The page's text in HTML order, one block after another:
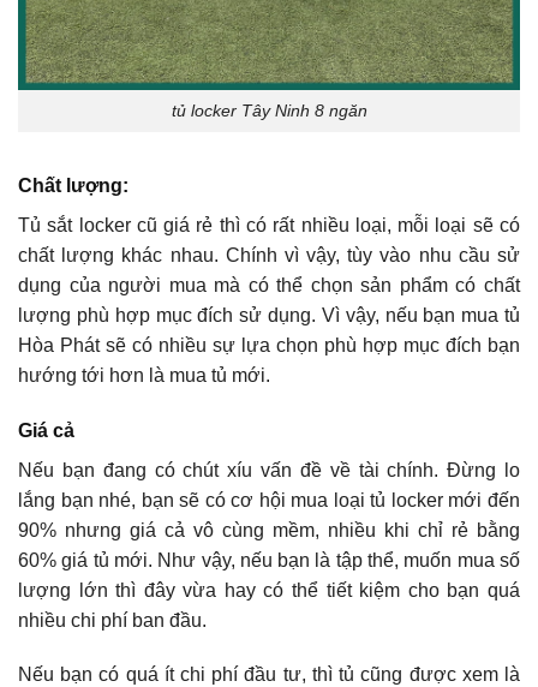
tủ locker Tây Ninh 8 ngăn
Chất lượng:
Tủ sắt locker cũ giá rẻ thì có rất nhiều loại, mỗi loại sẽ có
chất lượng khác nhau. Chính vì vậy, tùy vào nhu cầu sử
dụng của người mua mà có thể chọn sản phẩm có chất
lượng phù hợp mục đích sử dụng. Vì vậy, nếu bạn mua tủ
Hòa Phát sẽ có nhiều sự lựa chọn phù hợp mục đích bạn
hướng tới hơn là mua tủ mới.
Giá cả
Nếu bạn đang có chút xíu vấn đề về tài chính. Đừng lo
lắng bạn nhé, bạn sẽ có cơ hội mua loại tủ locker mới đến
90% nhưng giá cả vô cùng mềm, nhiều khi chỉ rẻ bằng
60% giá tủ mới. Như vậy, nếu bạn là tập thể, muốn mua số
lượng lớn thì đây vừa hay có thể tiết kiệm cho bạn quá
nhiều chi phí ban đầu.
Nếu bạn có quá ít chi phí đầu tư, thì tủ cũng được xem là